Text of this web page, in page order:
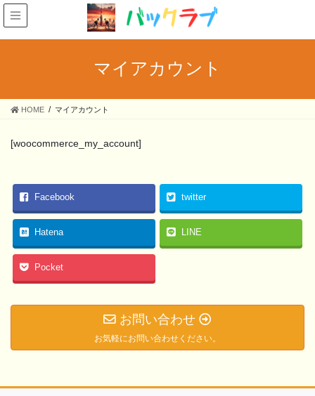
マイアカウント
HOME マイアカウント
[woocommerce_my_account]
Facebook twitter
Hatena LINE
Pocket
お問い合わせ
お気軽にお問い合わせください。